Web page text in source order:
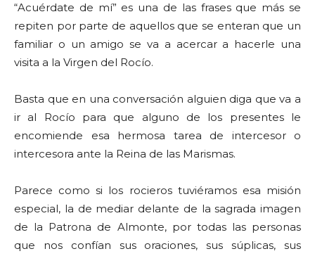
“Acuérdate de mí” es una de las frases que más se
repiten por parte de aquellos que se enteran que un
familiar o un amigo se va a acercar a hacerle una
visita a la Virgen del Rocío.
Basta que en una conversación alguien diga que va a
ir al Rocío para que alguno de los presentes le
encomiende esa hermosa tarea de intercesor o
intercesora ante la Reina de las Marismas.
Parece como si los rocieros tuviéramos esa misión
especial, la de mediar delante de la sagrada imagen
de la Patrona de Almonte, por todas las personas
que nos confían sus oraciones, sus súplicas, sus